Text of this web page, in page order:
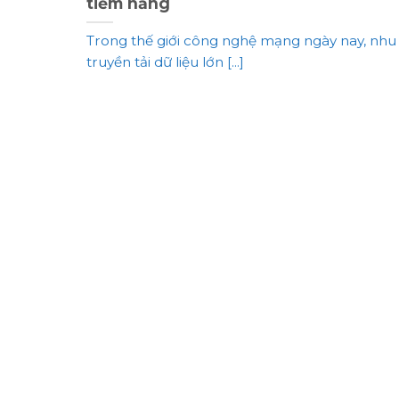
Trong thế giới công nghệ mạng ngày nay,
truyền tải dữ liệu lớn [...]